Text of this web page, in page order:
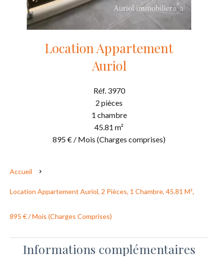
Location Appartement
Auriol
Réf. 3970
2 pièces
1 chambre
45.81 m²
895 € / Mois (Charges comprises)
Accueil
Location Appartement Auriol, 2 Pièces, 1 Chambre, 45.81 M²,
895 € / Mois (Charges Comprises)
Informations complémentaires